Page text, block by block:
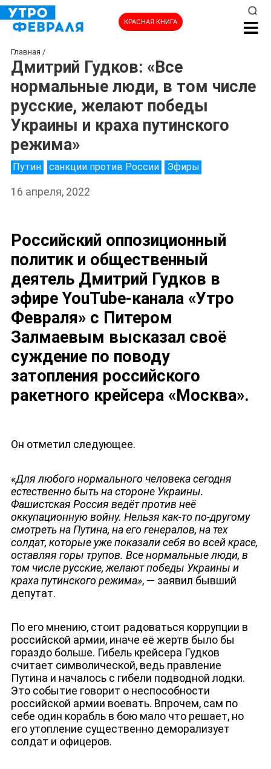
КРАСНАЯ КНИГА
НОВОСТИ
Главная /
Дмитрий Гудков: «Все
нормальные люди, в том числе
русские, желают победы
Украины и краха путинского
режима»
Путин санкции против России Эфиры
16 апреля, 2022
Российский оппозиционный
политик и общественный
деятель Дмитрий Гудков в
эфире YouTube-канала «Утро
Февраля» с Питером
Залмаевым высказал своё
суждение по поводу
затопления российского
ракетного крейсера «Москва».
Он отметил следующее.
«Для любого нормального человека сегодня
естественно быть на стороне Украины.
Фашистская Россия ведёт против неё
оккупационную войну. Нельзя как-то по-другому
смотреть на Путина, на его генералов, на тех
солдат, которые уже показали себя во всей красе,
оставляя горы трупов. Все нормальные люди, в
том числе русские, желают победы Украины и
краха путинского режима», — заявил бывший
депутат.
По его мнению, стоит радоваться коррупции в
российской армии, иначе её жертв было бы
гораздо больше. Гибель крейсера Гудков
считает символической, ведь правление
Путина и началось с гибели подводной лодки.
Это событие говорит о неспособности
российской армии воевать. Впрочем, сам по
себе один корабль в бою мало что решает, но
его утопление существенно деморализует
солдат и офицеров.